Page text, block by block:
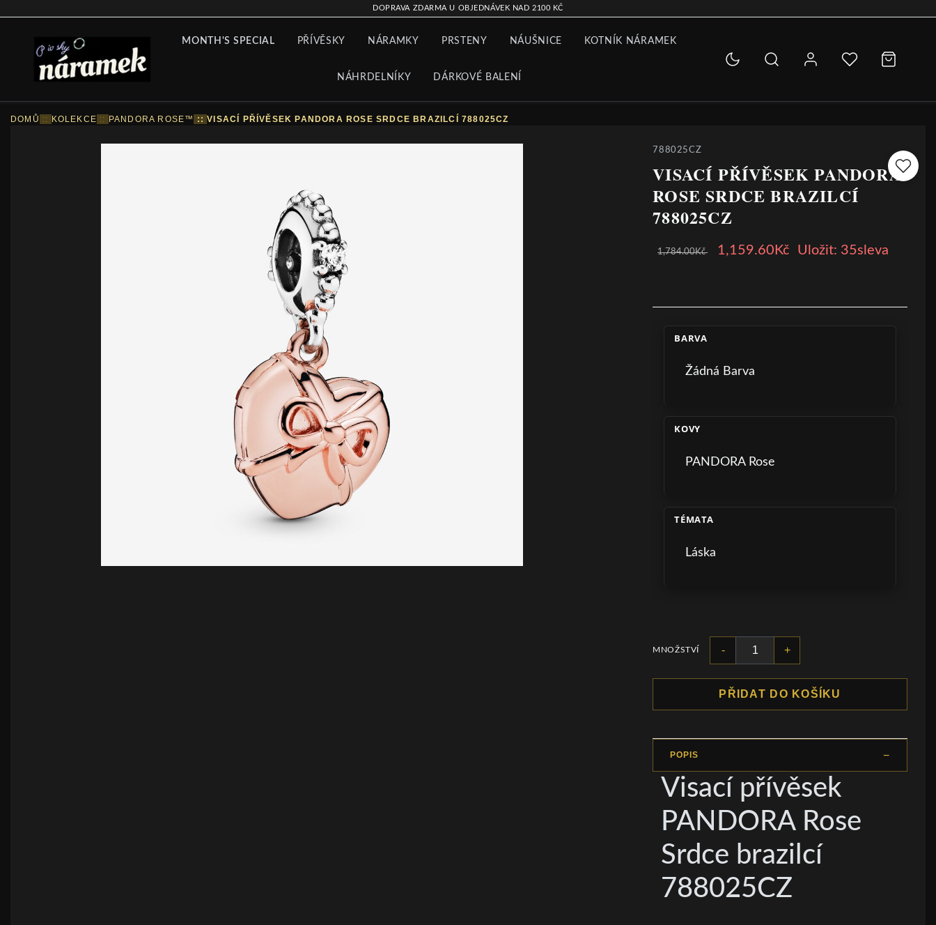
DOPRAVA ZDARMA U OBJEDNÁVEK NAD 2100 KČ
MONTH'S SPECIAL PŘÍVĚSKY NÁRAMKY PRSTENY NÁUŠNICE KOTNÍK NÁRAMEK
NÁHRDELNÍKY DÁRKOVÉ BALENÍ
DOMŮ :: KOLEKCE :: PANDORA ROSE™ ::VISACÍ PŘÍVĚSEK PANDORA ROSE SRDCE BRAZILCÍ 788025CZ
788025CZ
VISACÍ PŘÍVĚSEK PANDORA
ROSE SRDCE BRAZILCÍ
788025CZ
1,784.00Kč 1,159.60Kč Uložit: 35sleva
BARVA
Žádná Barva
KOVY
PANDORA Rose
TÉMATA
Láska
MNOŽSTVÍ - +
PŘIDAT DO KOŠÍKU
POPIS
Visací přívěsek
PANDORA Rose
Srdce brazilcí
788025CZ